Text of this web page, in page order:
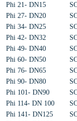
Phi 21- DN15
Phi 27- DN20
Phi 34- DN25
Phi 42- DN32
Phi 49- DN40
Phi 60- DN50
Phi 76- DN65
Phi 90- DN80
Phi 101- DN90
Phi 114- DN 100
Phi 141- DN125